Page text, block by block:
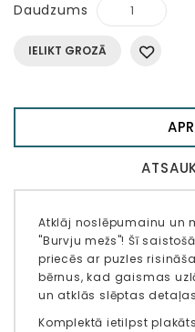
Daudzums
IELIKT GROZĀ
Atklāj noslēpumainu un
"Burvju mežs"! Šī
priecēs ar puzles
bērnus, kad gaismas
un atklās slēptas
Komplektā ietilpst